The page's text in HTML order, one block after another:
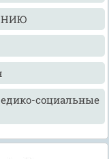
социальные